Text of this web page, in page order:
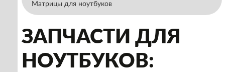
Матрицы для ноутбуков
ЗАПЧАСТИ ДЛЯ
НОУТБУКОВ: